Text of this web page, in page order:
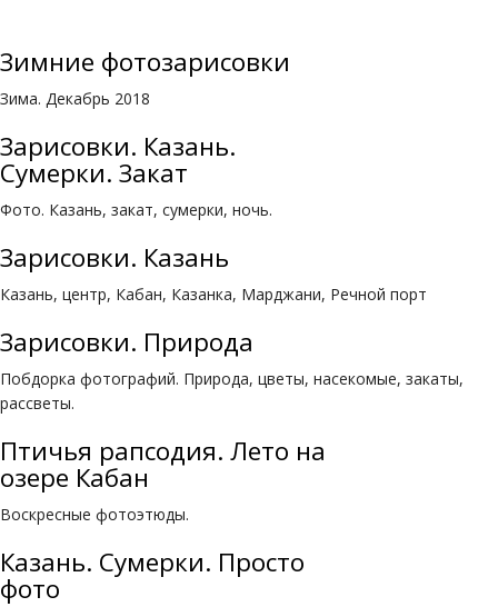
Зимние фотозарисовки
Зима. Декабрь 2018
Зарисовки. Казань.
Сумерки. Закат
Фото. Казань, закат, сумерки, ночь.
Зарисовки. Казань
Казань, центр, Кабан, Казанка, Марджани, Речной порт
Зарисовки. Природа
Побдорка фотографий. Природа, цветы, насекомые, закаты,
рассветы.
Птичья рапсодия. Лето на
озере Кабан
Воскресные фотоэтюды.
Казань. Сумерки. Просто
фото